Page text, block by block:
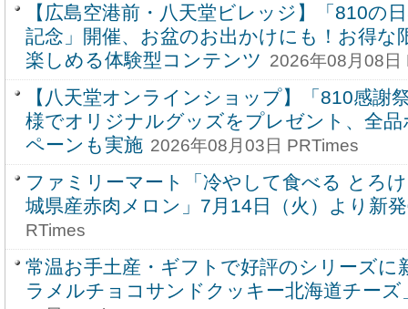
【広島空港前・八天堂ビレッジ】「810の
記念」開催、お盆のお出かけにも！お得な
楽しめる体験型コンテンツ 2026年08月08日
【八天堂オンラインショップ】「810感謝
様でオリジナルグッズをプレゼント、全
ペーンも実施 2026年08月03日 PRTimes
ファミリーマート「冷やして食べる とろ
城県産赤肉メロン」7月14日（火）より新
RTimes
常温お手土産・ギフトで好評のシリーズに
ラメルチョコサンドクッキー北海道チーズ